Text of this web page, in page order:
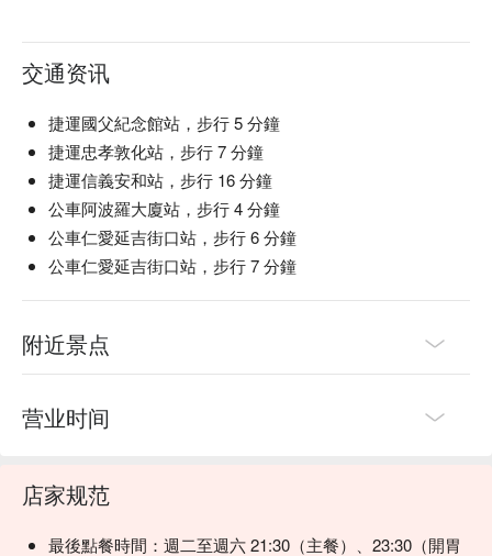
精选葡萄酒 | 让侍酒师带你领略精选的红、白、桃红葡萄酒的
世界。
无酒精特调 | 口味与创意绝不妥协的无酒精选择，同样精彩。
💡 FunNow 懂吃笔记：本推荐由 AI 汇整网络热门口碑。（贴
心提醒：若包含酒精饮品，请理性饮酒｜过量饮酒，有害健
康）
交通资讯
捷運國父紀念館站，步行 5 分鐘
捷運忠孝敦化站，步行 7 分鐘
捷運信義安和站，步行 16 分鐘
公車阿波羅大廈站，步行 4 分鐘
公車仁愛延吉街口站，步行 6 分鐘
公車仁愛延吉街口站，步行 7 分鐘
附近景点
营业时间
店家规范
最後點餐時間：週二至週六 21:30（主餐）、23:30（開胃